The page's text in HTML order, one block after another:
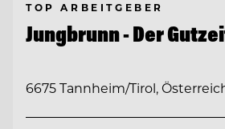
TOP ARBEITGEBER
Jungbrunn - Der
6675 Tannheim/Tirol,